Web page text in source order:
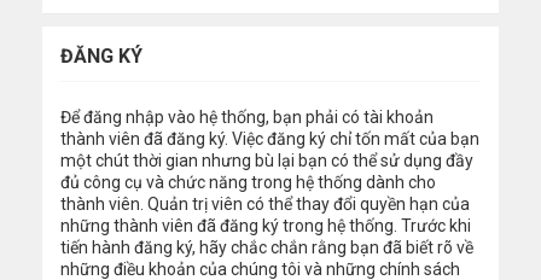
ĐĂNG KÝ
Để đăng nhập vào hệ thống, bạn phải có tài khoản
thành viên đã đăng ký. Việc đăng ký chỉ tốn mất của bạn
một chút thời gian nhưng bù lại bạn có thể sử dụng đầy
đủ công cụ và chức năng trong hệ thống dành cho
thành viên. Quản trị viên có thể thay đổi quyền hạn của
những thành viên đã đăng ký trong hệ thống. Trước khi
tiến hành đăng ký, hãy chắc chắn rằng bạn đã biết rõ về
những điều khoản của chúng tôi và những chính sách